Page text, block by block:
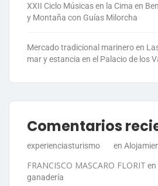
XXII Ciclo Músicas en la Cima en
y Montaña con Guías Milorcha
Mercado tradicional marinero en
mar y estancia en el Palacio de los
Comentarios
experienciasturismo en
FRANCISCO MASCARO FLORIT en
ganadería